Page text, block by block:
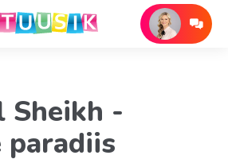
Sheikh -
paradiis